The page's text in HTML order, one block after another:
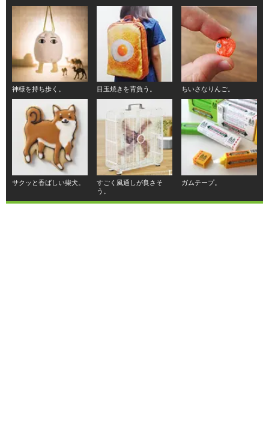
神様を持ち歩く。 目玉焼きを背負う。 ちいさなりんご。
サクッと香ばしい柴犬。
すごく風通しが良さそ
う。
ガムテープ。